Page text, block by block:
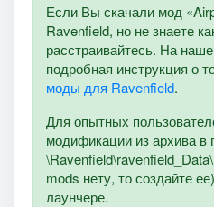
Если Вы скачали мод
Ravenfield, но не знаете
расстраивайтесь. На
подробная инструкция о
моды для Ravenfield.
Для опытных
модификации из архива в
mods нету, то создайте
лаунчере.